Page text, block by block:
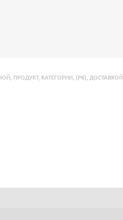
ПРОДУКТ, КАТЕГОРИИ (РК) ДОСТАВКОЙ